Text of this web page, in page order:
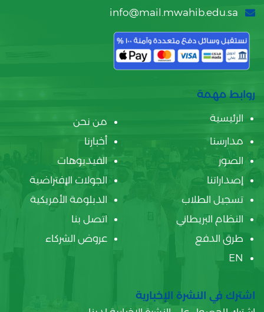
info@mail.mwahib.edu.sa
روابط مهمة
الرئيسية
من نحن
مدارسنا
أخبارنا
الصور
الفيديوهات
إصداراتنا
الجولات الإفتراضية
تسجيل الطلاب
الدبلومة الأمريكية
النظام البريطاني
اتصل بنا
طرق الدفع
عروض الشركاء
EN
اشترك في النشرة الإخبارية